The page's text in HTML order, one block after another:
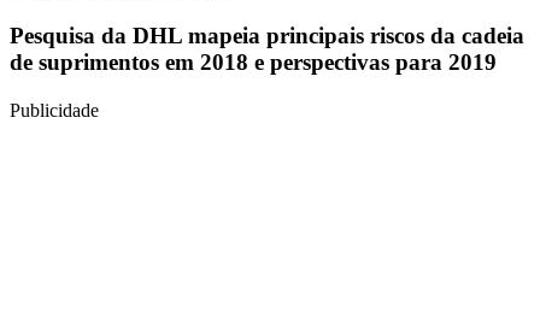
Pesquisa da DHL mapeia principais riscos da cadeia
de suprimentos em 2018 e perspectivas para 2019
Publicidade